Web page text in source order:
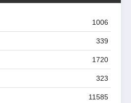
1006
339
1720
323
11585